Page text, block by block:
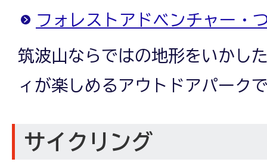
フォレストアドベンチャー・
筑波山ならではの地形をいかし
ィが楽しめるアウトドアパーク
サイクリング